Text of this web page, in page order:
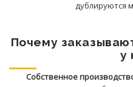
дублируются
Почему
у
Собственное